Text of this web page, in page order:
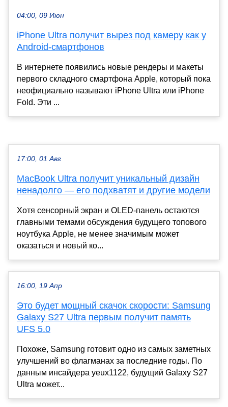
04:00, 09 Июн
iPhone Ultra получит вырез под камеру как у
Android-смартфонов
В интернете появились новые рендеры и макеты
первого складного смартфона Apple, который пока
неофициально называют iPhone Ultra или iPhone
Fold. Эти ...
17:00, 01 Авг
MacBook Ultra получит уникальный дизайн
ненадолго — его подхватят и другие модели
Хотя сенсорный экран и OLED-панель остаются
главными темами обсуждения будущего топового
ноутбука Apple, не менее значимым может
оказаться и новый ко...
16:00, 19 Апр
Это будет мощный скачок скорости: Samsung
Galaxy S27 Ultra первым получит память
UFS 5.0
Похоже, Samsung готовит одно из самых заметных
улучшений во флагманах за последние годы. По
данным инсайдера yeux1122, будущий Galaxy S27
Ultra может...